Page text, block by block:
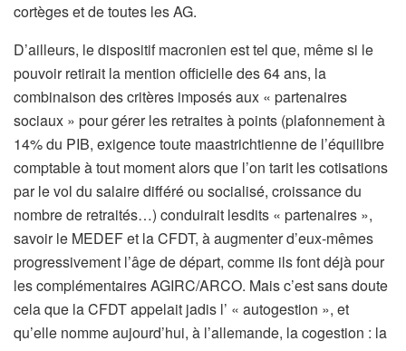
cortèges et de toutes les AG.
D’ailleurs, le dispositif macronien est tel que, même si le
pouvoir retirait la mention officielle des 64 ans, la
combinaison des critères imposés aux « partenaires
sociaux » pour gérer les retraites à points (plafonnement à
14% du PIB, exigence toute maastrichtienne de l’équilibre
comptable à tout moment alors que l’on tarit les cotisations
par le vol du salaire différé ou socialisé, croissance du
nombre de retraités…) conduirait lesdits « partenaires »,
savoir le MEDEF et la CFDT, à augmenter d’eux-mêmes
progressivement l’âge de départ, comme ils font déjà pour
les complémentaires AGIRC/ARCO. Mais c’est sans doute
cela que la CFDT appelait jadis l’ « autogestion », et
qu’elle nomme aujourd’hui, à l’allemande, la cogestion : la